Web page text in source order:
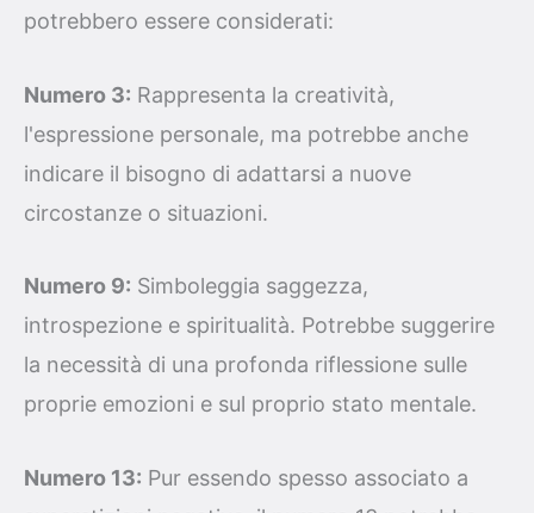
potrebbero essere considerati:
Numero 3: Rappresenta la creatività,
l'espressione personale, ma potrebbe anche
indicare il bisogno di adattarsi a nuove
circostanze o situazioni.
Numero 9: Simboleggia saggezza,
introspezione e spiritualità. Potrebbe suggerire
la necessità di una profonda riflessione sulle
proprie emozioni e sul proprio stato mentale.
Numero 13: Pur essendo spesso associato a